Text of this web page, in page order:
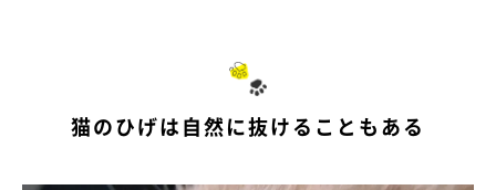
猫のひげは自然に抜けることもある